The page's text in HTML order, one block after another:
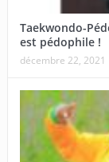
Taekwondo-
est pédophile !
décembre 22, 2021